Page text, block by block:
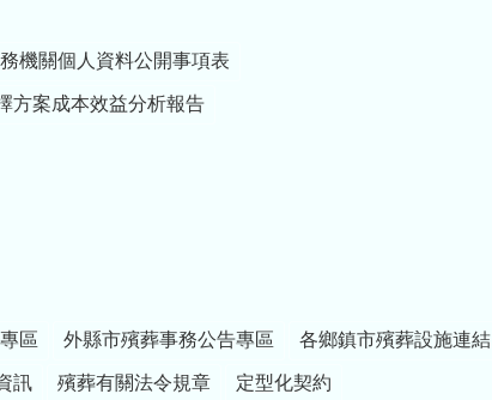
機關個人資料公開事項表
方案成本效益分析報告
區 外縣市殯葬事務公告專區 各鄉鎮市殯葬設施連結
訊 殯葬有關法令規章 定型化契約